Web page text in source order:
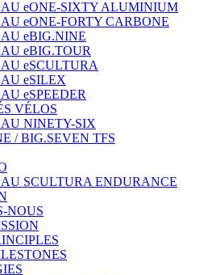
eONE-SIXTY ALUMINIUM
eONE-FORTY CARBONE
eBIG.NINE
eBIG.TOUR
eSCULTURA
eSILEX
eSPEEDER
VÉLOS
NINETY-SIX
/ BIG.SEVEN TFS
SCULTURA ENDURANCE
NOUS